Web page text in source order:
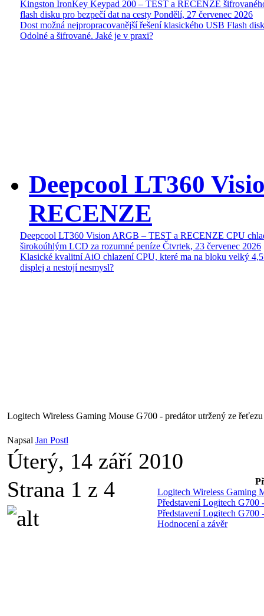
Kingston IronKey Keypad 200 – TEST a RECENZE
flash disku pro bezpečí dat na cesty Pondělí, 27 červenec 2026
Dost možná nejpropracovanější řešení klasického USB Flash
Odolné a šifrované. Jaké je v praxi?
Deepcool LT360
RECENZE
Deepcool LT360 Vision ARGB – TEST a RECENZE CPU
širokoúhlým LCD za rozumné peníze Čtvrtek, 23 červenec 2026
Klasické kvalitní AiO chlazení CPU, které ma na bloku velký
displej a nestojí nesmysl?
Logitech Wireless Gaming Mouse G700 - predátor utržený ze řeťezu
Napsal Jan Postl
Úterý, 14 září 2010
Logitech Wireless Gaming
Představení Logitech G700
Představení Logitech G700
Hodnocení a závěr
Strana 1 z 4